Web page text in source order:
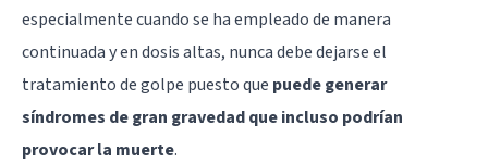
especialmente cuando se ha empleado de manera
continuada y en dosis altas, nunca debe dejarse el
tratamiento de golpe puesto que puede generar
síndromes de gran gravedad que incluso podrían
provocar la muerte.